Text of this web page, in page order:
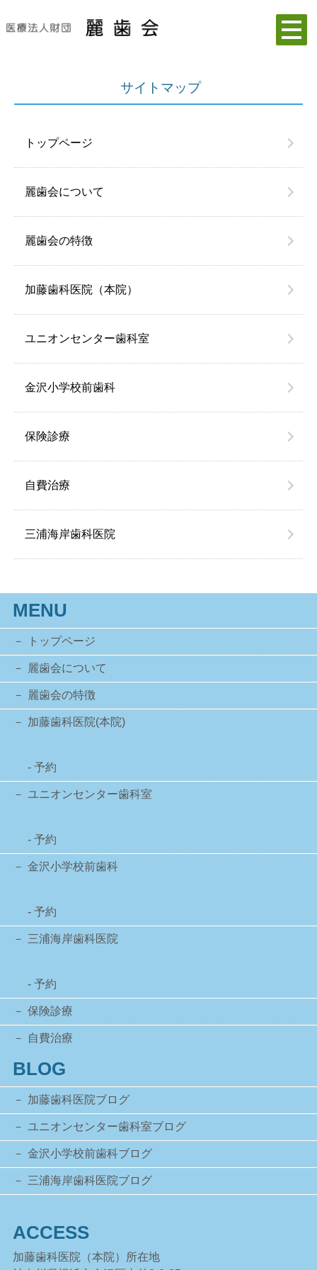
サイトマップ
トップページ
麗歯会について
麗歯会の特徴
加藤歯科医院（本院）
ユニオンセンター歯科室
金沢小学校前歯科
保険診療
自費治療
三浦海岸歯科医院
MENU
トップページ
麗歯会について
麗歯会の特徴
加藤歯科医院(本院)
- 予約
ユニオンセンター歯科室
- 予約
金沢小学校前歯科
- 予約
三浦海岸歯科医院
- 予約
保険診療
自費治療
BLOG
加藤歯科医院ブログ
ユニオンセンター歯科室ブログ
金沢小学校前歯科ブログ
三浦海岸歯科医院ブログ
ACCESS
加藤歯科医院（本院）所在地